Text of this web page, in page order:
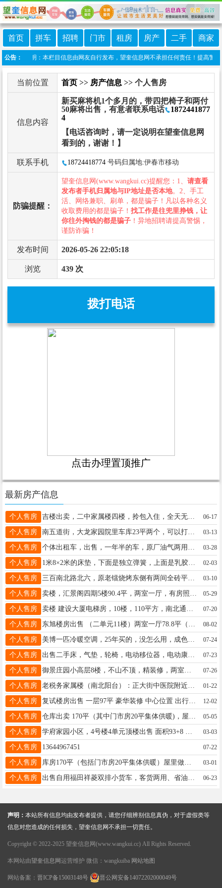
首页 拼车 招聘 门市 租房 房产 二手 商家
公告：
免责声明：本栏目信息由网友自行发布，望奎信息网不承担任何责任！提高警惕
当前位置 首页 >> 房产信息 >> 个人售房
信息内容
新买麻将机1个多月的，带四把椅子和两付
50麻将出售，有意者联系电话
1872441877
4
【电话咨询时，请一定说明在望奎信息网
看到的，谢谢！】
联系手机 18724418774 号码归属地:伊春市移动
防骗提醒：
望奎信息网(www.wangkui.cc)提醒您：1、 请查看
发布者手机归属地与IP地址是否本地。2、手工
活、网络兼职、刷单，都是骗子！凡以各种名义
收取费用的都是骗子！ 找工作是往兜里挣钱，让
你往外掏钱的都是骗子 ！异地招聘请提高警惕，
谨防诈骗！
发布时间 2026-05-26 22:05:18
浏览 439 次
拨打电话
点击办理置顶推广
最新房产信息
个人售房 吉楼出卖，二中家属楼四楼，拎包入住，全天无遮挡光线好，面积121㎡，有照，不山不顶，价格面议，非诚勿扰。联系电 18745572148 06-17
个人售房 南五道街，大龙家园院里车库23平两个，可以打通价格合理，有房照，集体供暖☎️18045501168 03-13
个人售房 03-28
个人售房 1米8×2米的床垫，下面是独立弹簧，上面是乳胶，使用几个月价格便宜，600元联系电话13766768468 02-03
个人售房 三百南北路北六，原老镭烧烤东侧有两间全砖平房出租出卖。电话：13763789017 15245511180 03-10
个人售房 05-29
个人售房 07-20
个人售房 08-02
个人售房 美博一匹冷暖空调，25年买的，没怎么用，成色好。需要自己找人拆机安装，800元望奎同城自提。电话18346454321 07-24
个人售房 出售二手床，气垫，轮椅，电动移位器，电动康复脚踏车，电话15665011314 07-23
个人售房 07-26
个人售房 01-22
个人售房 复试楼房出售 一层97平 豪华装修 中心位置 出行购物便利 学区房 有意者电话联系15145726588 12-02
个人售房 05-05
个人售房 03-03
个人售房 13644967451 07-22
个人售房 库房170平（包括门市房20平集体供暖）屋里做的吊铺非常牢固，水泥地面干爽不潮湿。地址木器厂北门，电话15545550909微信同步 03-01
个人售房 06-23
声明： 本站所有信息均由发布者提供，请您仔细辨别信息真伪，对于虚假类等
信息对您造成的任何损失，望奎信息网不承担一切责任。
Copyright © 2022-2025 望奎信息网(www.wangkui.cc) All Rights Reserved.
本网站由望奎信息网 运营维护 微信：wangkuiba 网站地图
网站备案： 晋ICP备15003148号 晋公网安备14072202000049号